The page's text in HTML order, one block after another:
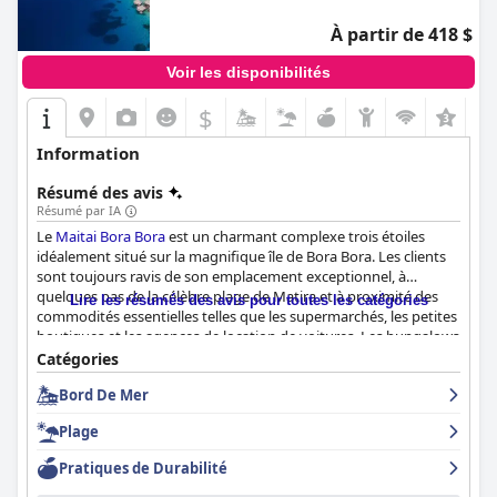
À partir de 418 $
Voir les disponibilités
$
Information
Résumé des avis
Résumé par IA
Le Maitai Bora Boraest un charmant complexe trois étoiles
idéalement situé sur la magnifique île de Bora Bora. Les clients
sont toujours ravis de son emplacement exceptionnel, à
quelques pas de la célèbre plage de Matira et à proximité des
commodités essentielles telles que les supermarchés, les petites
boutiques et les agences de location de voitures. Les bungalows
sur pilotis offrent des vues pittoresques sur le lagon et
l'expérience unique d'observer des raies en contrebas, ce qui
rehausse l'attrait général du séjour. La proximité de l'hôtel avec
contribue également à sa commodité.
Le buffet du petit-déjeuner reçoit des critiques mitigées, de
Lire les résumés des avis pour toutes les catégories
Catégories
Bord De Mer
Plage
Pratiques de Durabilité